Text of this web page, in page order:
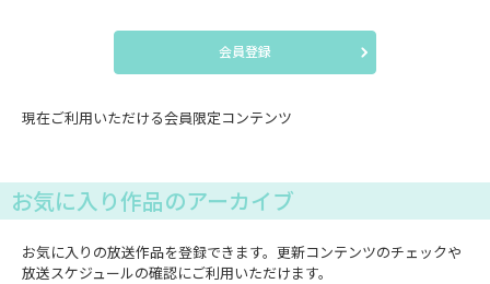
会員登録
現在ご利用いただける会員限定コンテンツ
お気に入り作品のアーカイブ
お気に入りの放送作品を登録できます。更新コンテンツのチェックや
放送スケジュールの確認にご利用いただけます。